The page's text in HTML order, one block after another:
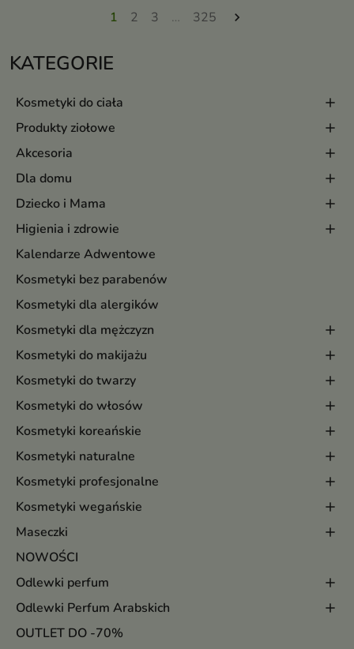
KATEGORIE
Kosmetyki do ciała
Produkty ziołowe
Akcesoria
Dla domu
Dziecko i Mama
Higienia i zdrowie
Kalendarze Adwentowe
Kosmetyki bez parabenów
Kosmetyki dla alergików
Kosmetyki dla mężczyzn
Kosmetyki do makijażu
Kosmetyki do twarzy
Kosmetyki do włosów
Kosmetyki koreańskie
Kosmetyki naturalne
Kosmetyki profesjonalne
Kosmetyki wegańskie
Maseczki
NOWOŚCI
Odlewki perfum
Odlewki Perfum Arabskich
OUTLET DO -70%
1 2 3 … 325 